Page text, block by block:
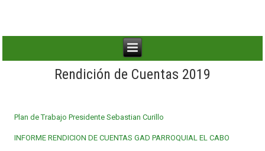
Rendición de Cuentas 2019
Plan de Trabajo Presidente Sebastian Curillo
INFORME RENDICION DE CUENTAS GAD PARROQUIAL EL CABO